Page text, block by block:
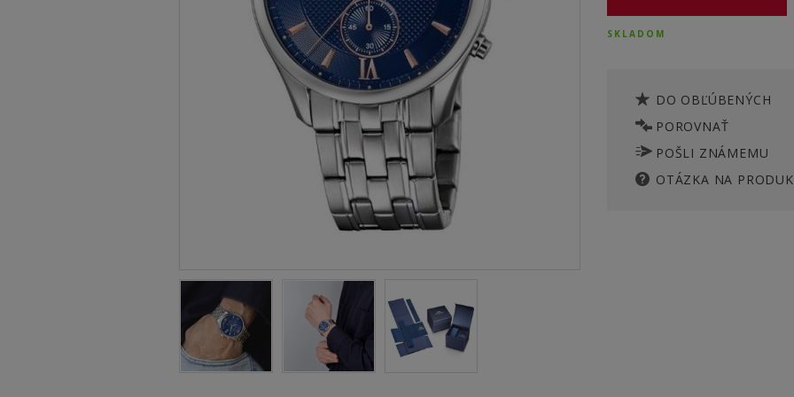
SKLADOM
DO OBĽÚBENÝCH
POROVNAŤ
POŠLI ZNÁMEMU
OTÁZKA NA